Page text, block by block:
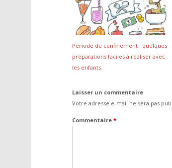
Période de confinement : quelques
préparations faciles à réaliser avec
les enfants
Laisser un commentaire
Votre adresse e-mail ne sera pas
Commentaire *